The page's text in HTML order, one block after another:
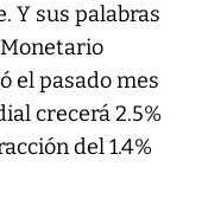
Y sus palabras
el pasado mes
crecerá 2.5%
del 1.4%